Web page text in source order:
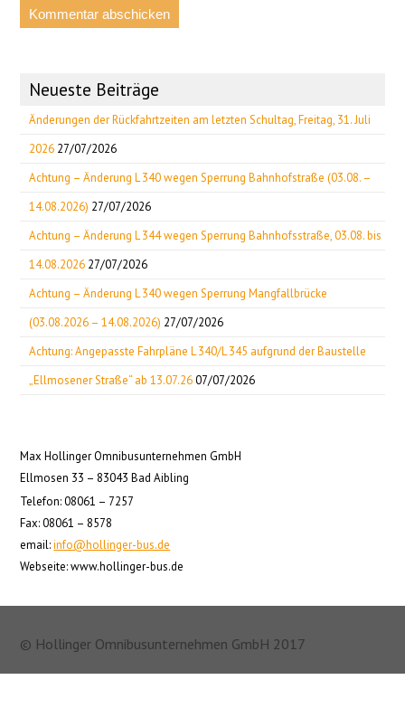
Neueste Beiträge
Änderungen der Rückfahrtzeiten am letzten Schultag, Freitag, 31. Juli
2026 27/07/2026
Achtung – Änderung L 340 wegen Sperrung Bahnhofstraße (03.08. –
14.08.2026) 27/07/2026
Achtung – Änderung L 344 wegen Sperrung Bahnhofsstraße, 03.08. bis
14.08.2026 27/07/2026
Achtung – Änderung L 340 wegen Sperrung Mangfallbrücke
(03.08.2026 – 14.08.2026) 27/07/2026
Achtung: Angepasste Fahrpläne L 340/L 345 aufgrund der Baustelle
„Ellmosener Straße“ ab 13.07.26 07/07/2026
Max Hollinger Omnibusunternehmen GmbH
Ellmosen 33 – 83043 Bad Aibling
Telefon: 08061 – 7257
Fax: 08061 – 8578
email:info@hollinger-bus.de
Webseite: www.hollinger-bus.de
© Hollinger Omnibusunternehmen GmbH 2017